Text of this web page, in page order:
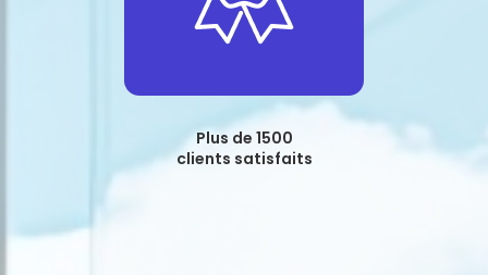
Plus de 1500
clients satisfaits